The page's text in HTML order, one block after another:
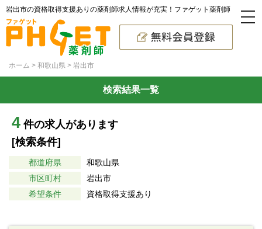
岩出市の資格取得支援ありの薬剤師求人情報が充実！ファゲット薬剤師
ホーム 和歌山県 岩出市
検索結果一覧
4 件の求人があります
[検索条件]
都道府県
和歌山県
市区町村
岩出市
希望条件
資格取得支援あり